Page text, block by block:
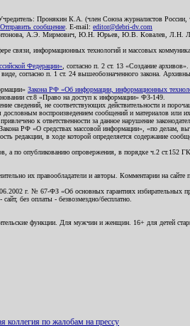
Пронякин К.А. (член Союза журналистов
Отправить сообщение . E-mail: editor@debri-dv.com
Харитонова, А.Э. Мирмович, Ю.Н. Юрьев, Ю.В. Ковалев,
связи, информационных технологий и массовых
Федерации» , согласно п. 2 ст. 13 «Создание
согласно п. 1 ст. 24 вышеобозначенного закона.
Закона РФ «Об информации, информационных
ст.8 «Право на доступ к информации» ФЗ-149.
сведений, не соответствующих действительности и
воспроизведением сообщений и материалов или
к ответственности за данное нарушение
РФ «О средствах массовой информации», «по делам,
редакции, в ходе которой определяется содержание
опубликованию опровержения, в порядке ч.2 ст.152
их правообладатели и авторы. Комментарии на
г. № 67-ФЗ «Об основных гарантиях избирательных
без оплаты - безвозмездно/бесплатно.
функции. Для мужчин и женщин. 16+ для детей